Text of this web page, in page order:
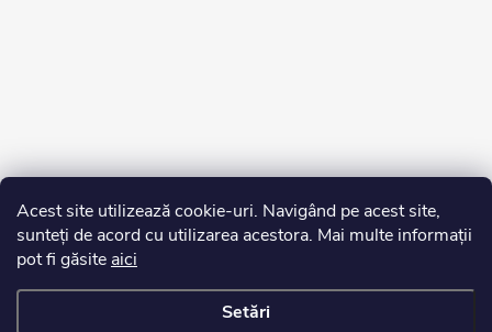
Acest site utilizează cookie-uri. Navigând pe acest site,
sunteți de acord cu utilizarea acestora. Mai multe informații
pot fi găsite aici
Setări